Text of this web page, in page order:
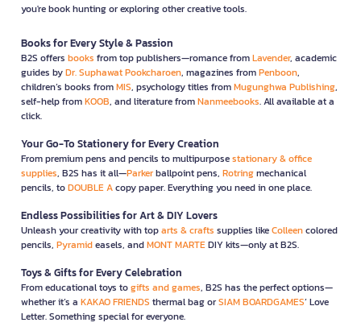
you're book hunting or exploring other creative tools.
Books for Every Style & Passion
B2S offers books from top publishers—romance fromLavender, academic
guides byDr. Suphawat Pookcharoen, magazines fromPenboon,
children’s books fromMIS, psychology titles fromMugunghwa Publishing,
self-help fromKOOB, and literature fromNanmeebooks. All available at a
click.
Your Go-To Stationery for Every Creation
From premium pens and pencils to multipurposestationary & office
supplies, B2S has it all—Parkerballpoint pens, Rotringmechanical
pencils, toDOUBLE Acopy paper. Everything you need in one place.
Endless Possibilities for Art & DIY Lovers
Unleash your creativity with toparts & crafts supplies likeColleencolored
pencils, Pyramideasels, andMONT MARTEDIY kits—only at B2S.
Toys & Gifts for Every Celebration
From educational toys togifts and games, B2S has the perfect options—
whether it’s a KAKAO FRIENDS thermal bag orSIAM BOARDGAMES’ Love
Letter. Something special for everyone.